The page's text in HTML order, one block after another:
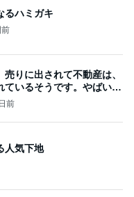
るハミガキ
りに出されて不動産は、
ているそうです。やばいで
前
人気下地